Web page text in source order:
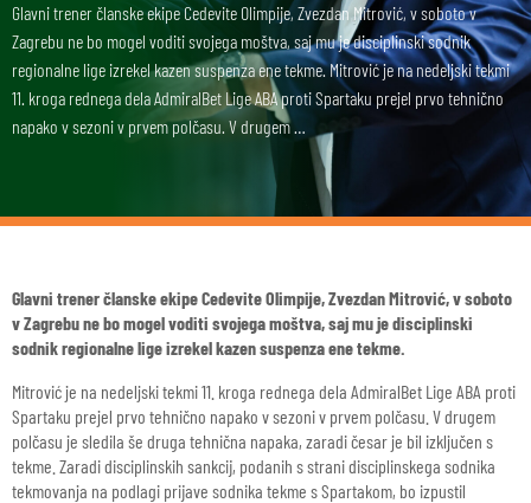
Glavni trener članske ekipe Cedevite Olimpije, Zvezdan Mitrović, v soboto v
Zagrebu ne bo mogel voditi svojega moštva, saj mu je disciplinski sodnik
regionalne lige izrekel kazen suspenza ene tekme. Mitrović je na nedeljski tekmi
11. kroga rednega dela AdmiralBet Lige ABA proti Spartaku prejel prvo tehnično
napako v sezoni v prvem polčasu. V drugem …
Glavni trener članske ekipe Cedevite Olimpije, Zvezdan Mitrović, v soboto
v Zagrebu ne bo mogel voditi svojega moštva, saj mu je disciplinski
sodnik regionalne lige izrekel kazen suspenza ene tekme.
Mitrović je na nedeljski tekmi 11. kroga rednega dela AdmiralBet Lige ABA proti
Spartaku prejel prvo tehnično napako v sezoni v prvem polčasu. V drugem
polčasu je sledila še druga tehnična napaka, zaradi česar je bil izključen s
tekme. Zaradi disciplinskih sankcij, podanih s strani disciplinskega sodnika
tekmovanja na podlagi prijave sodnika tekme s Spartakom, bo izpustil